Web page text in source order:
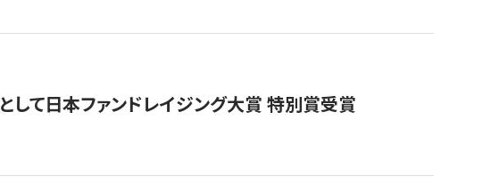
して日本ファンドレイジング大賞 特別賞受賞